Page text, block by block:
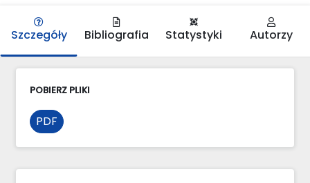
Szczegóły Bibliografia Statystyki Autorzy
POBIERZ PLIKI
PDF